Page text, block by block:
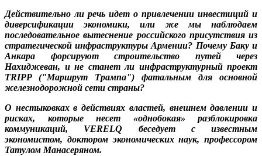
Действительно ли речь идет о привлечении инвестиций и
диверсификации экономики, или же мы наблюдаем
последовательное вытеснение российского присутствия из
стратегической инфраструктуры Армении? Почему Баку и
Анкара форсируют строительство путей через
Нахиджеван, и не станет ли инфраструктурный проект
TRIPP ("Маршрут Трампа") фатальным для основной
железнодорожной сети страны?
О нестыковках в действиях властей, внешнем давлении и
рисках, которые несет «однобокая» разблокировка
коммуникаций, VERELQ беседует с известным
экономистом, доктором экономических наук, профессором
Татулом Манасеряном.